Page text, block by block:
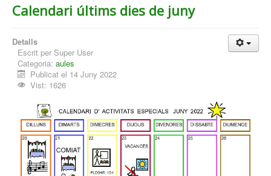
Calendari últims dies de juny
Detalls
Escrit per Super User
Categoria: aules
Publicat el 14 Juny 2022
Vist: 1626